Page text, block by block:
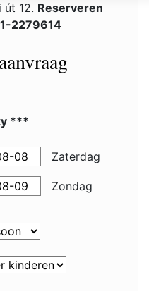
út 12. Reserveren
2279614
***
Zaterdag
Zondag